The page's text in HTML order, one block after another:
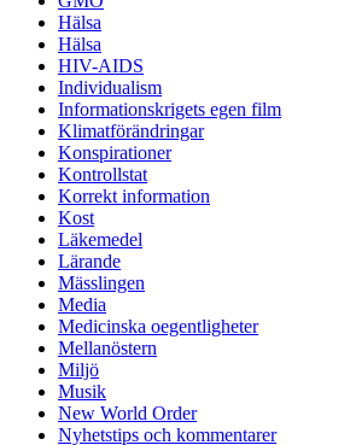
Hälsa
Hälsa
HIV-AIDS
Individualism
Informationskrigets egen film
Klimatförändringar
Konspirationer
Kontrollstat
Korrekt information
Kost
Läkemedel
Lärande
Mässlingen
Media
Medicinska oegentligheter
Mellanöstern
Miljö
Musik
New World Order
Nyhetstips och kommentarer